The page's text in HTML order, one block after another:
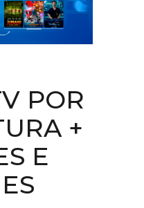
POR
+
E